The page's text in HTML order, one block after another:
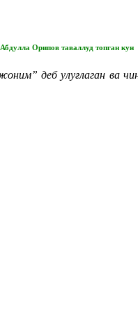
Орипов таваллуд топган кун
деб улуғлаган ва